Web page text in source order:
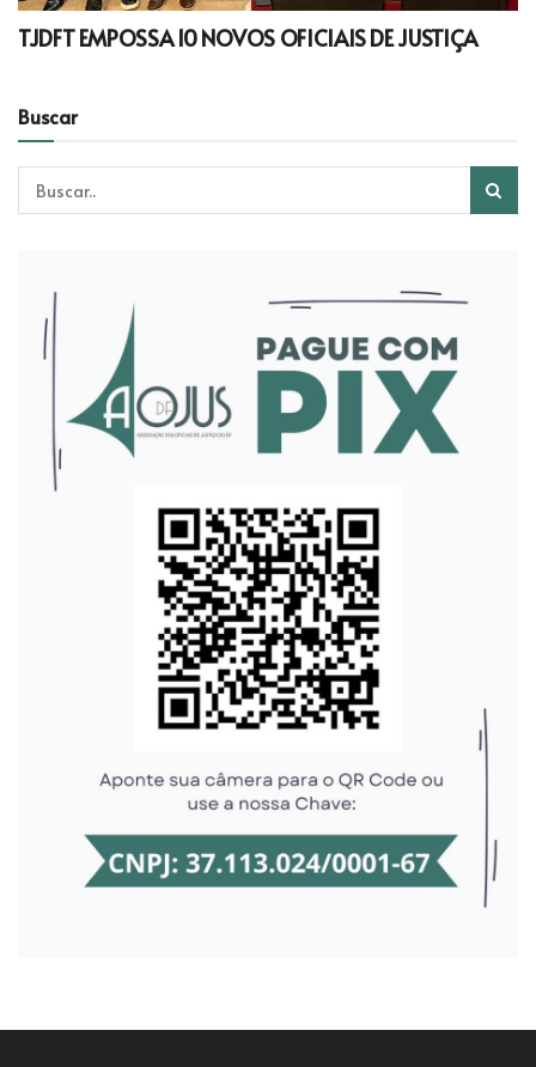
TJDFT EMPOSSA 10 NOVOS OFICIAIS DE JUSTIÇA
Buscar